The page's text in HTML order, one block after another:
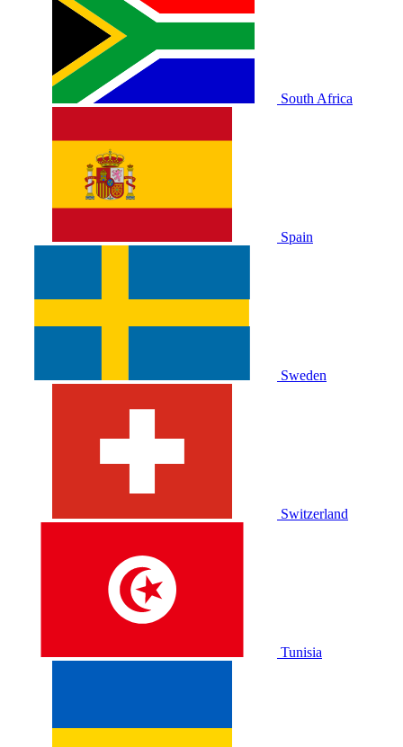
South Africa
Spain
Sweden
Switzerland
Tunisia